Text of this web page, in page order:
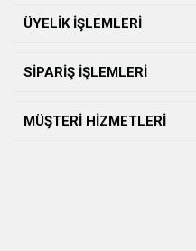
ÜYELİK İŞLEMLERİ
SİPARİŞ İŞLEMLERİ
MÜŞTERİ HİZMETLERİ